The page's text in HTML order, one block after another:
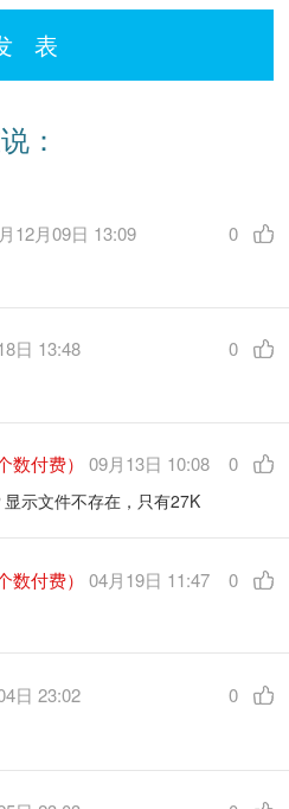
表
：
12月09日 13:09 0
日 13:48 0
数付费） 09月13日 10:08 0
示文件不存在，只有27K
数付费） 04月19日 11:47 0
日 23:02 0